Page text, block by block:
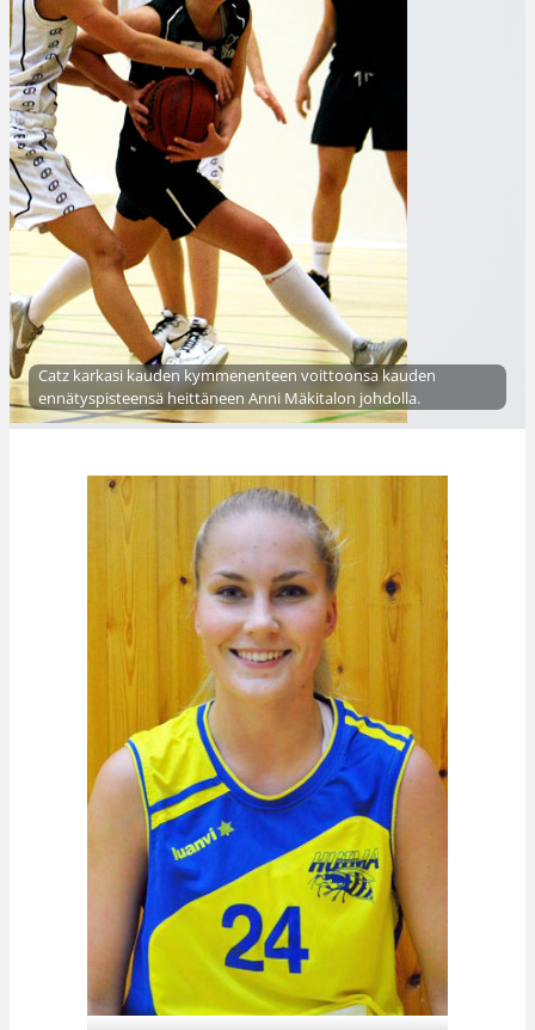
Catz karkasi kauden kymmenenteen voittoonsa kauden
ennätyspisteensä heittäneen Anni Mäkitalon johdolla.